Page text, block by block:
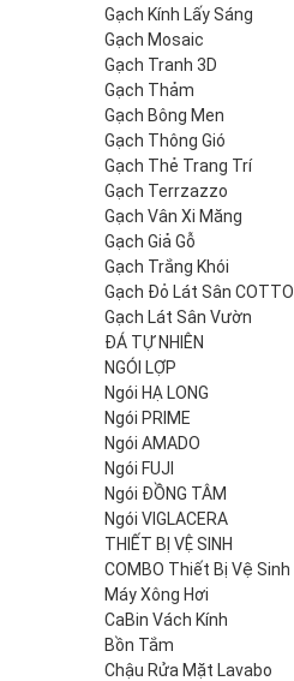
Gạch Kính Lấy Sáng
Gạch Mosaic
Gạch Tranh 3D
Gạch Thảm
Gạch Bông Men
Gạch Thông Gió
Gạch Thẻ Trang Trí
Gạch Terrzazzo
Gạch Vân Xi Măng
Gạch Giả Gỗ
Gạch Trắng Khói
Gạch Đỏ Lát Sân COTTO
Gạch Lát Sân Vườn
ĐÁ TỰ NHIÊN
NGÓI LỢP
Ngói HẠ LONG
Ngói PRIME
Ngói AMADO
Ngói FUJI
Ngói ĐỒNG TÂM
Ngói VIGLACERA
THIẾT BỊ VỆ SINH
COMBO Thiết Bị Vệ Sinh
Máy Xông Hơi
CaBin Vách Kính
Bồn Tắm
Chậu Rửa Mặt Lavabo